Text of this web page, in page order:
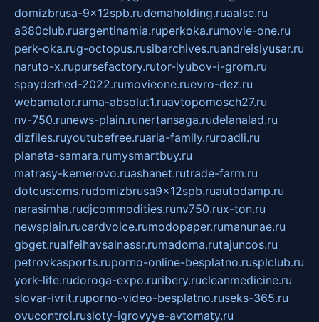
domizbrusa-9x12spb.rudemaholding.ruaalse.ru
a380club.ruargentinamia.ruperkoka.rumovie-one.ru
perk-oka.rug-octopus.rusibarchives.ruandreislyusar.ru
naruto-x.rupursefactory.rutor-lyubov-i-grom.ru
spayderhed-2022.rumovieone.ruevro-dez.ru
webamator.ruma-absolut1.ruavtopomosch27.ru
nv-750.runews-plain.runertansaga.rudelanalad.ru
dizfiles.ruyoutubefree.ruaria-family.ruroadli.ru
planeta-samara.rumysmartbuy.ru
matrasy-kemerovo.ruashanet.rutrade-farm.ru
dotcustoms.rudomizbrusa9x12spb.ruautodamp.ru
narasimha.rudjcommodities.runv750.rux-ton.ru
newsplain.rucardvoice.rumodopaper.rumanunae.ru
gbget.rualfeihavsalnassr.rumadoma.rutajuncos.ru
petrovkasports.ruporno-online-besplatno.rusplclub.ru
york-life.rudoroga-expo.ruribery.rucleanmedicine.ru
slovar-ivrit.ruporno-video-besplatno.ruseks-365.ru
ovucontrol.rusloty-igrovyye-avtomaty.ru